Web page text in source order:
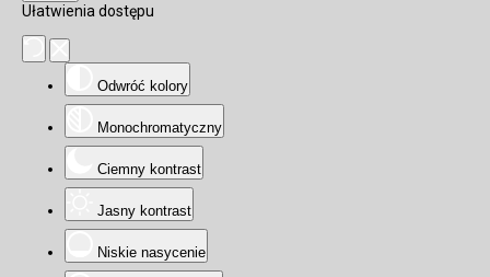
Ułatwienia dostępu
Odwróć kolory
Monochromatyczny
Ciemny kontrast
Jasny kontrast
Niskie nasycenie